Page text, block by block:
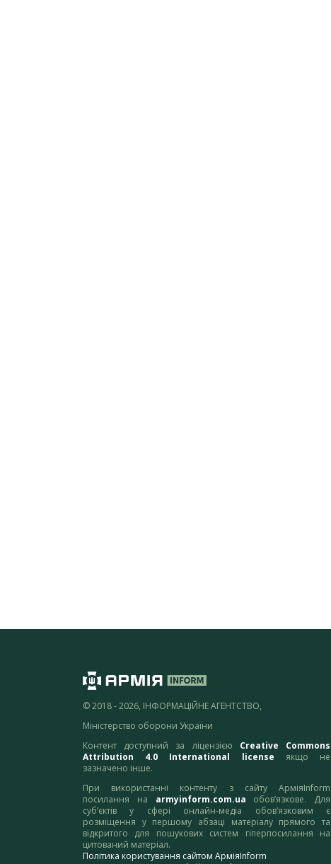
© 2018 - 2026, ІНФОРМАЦІЙНЕ АГЕНТСТВО,
Міністерство оборони України
Контент доступний за ліцензією Creative Commons
Attribution 4.0 International license якщо не
зазначено інше.
При використанні контенту з сайту АрміяInform
посилання на armyinform.com.ua обов’язкове. Для
суб’єктів у сфері онлайн-медіа обов’язковим є
розміщення у першому абзаці матеріалу прямого та
відкритого для пошукових систем гіперпосилання на
цитований матеріал.
Політика користування сайтом АрміяInform